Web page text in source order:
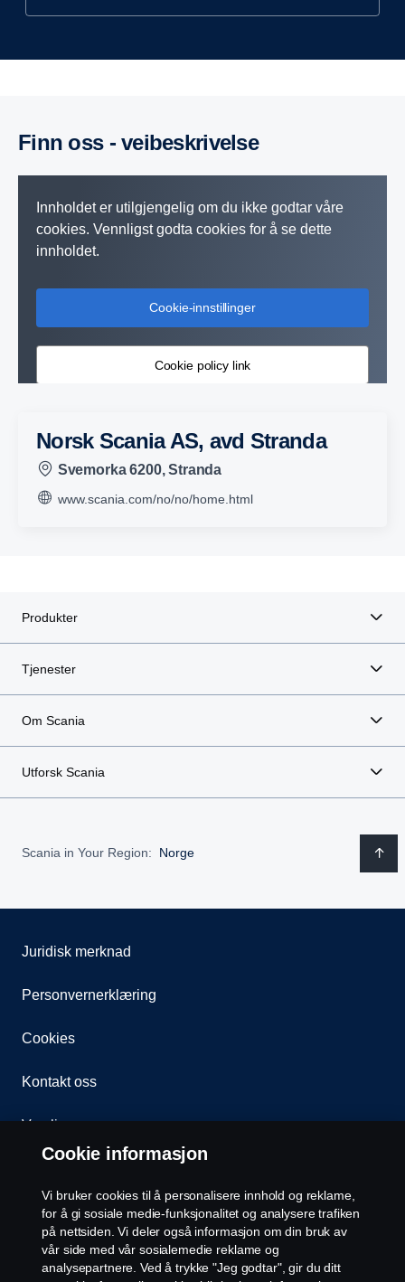
Finn oss - veibeskrivelse
Innholdet er utilgjengelig om du ikke godtar våre
cookies. Vennligst godta cookies for å se dette
innholdet.
Cookie-innstillinger
Cookie policy link
Norsk Scania AS, avd Stranda
Svemorka 6200, Stranda
www.scania.com/no/no/home.html
Produkter
Tjenester
Om Scania
Utforsk Scania
Scania in Your Region: Norge
Juridisk merknad
Personvernerklæring
Cookies
Kontakt oss
Varsling
Etiske retningslinjer for leverandører
Cookie-innstillinger
Cookie informasjon
Vi bruker cookies til å personalisere innhold og reklame,
for å gi sosiale medie-funksjonalitet og analysere trafiken
på nettsiden. Vi deler også informasjon om din bruk av
vår side med vår sosialemedie reklame og
analysepartnere. Ved å trykke "Jeg godtar", gir du ditt